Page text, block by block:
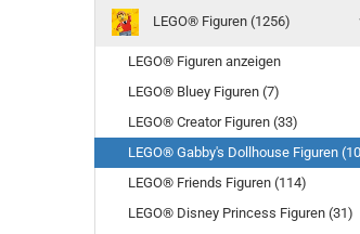
LEGO® Figuren (1256)
LEGO® Figuren anzeigen
LEGO® Bluey Figuren (7)
LEGO® Creator Figuren (33)
LEGO® Gabby's Dollhouse Figuren
LEGO® Friends Figuren (114)
LEGO® Disney Princess Figuren (31)